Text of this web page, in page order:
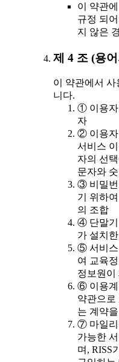
이 약관
규정 되
지 않은
제 4 조 (용
이 약관에서
니다.
① 이용자
자
② 이용자
서비스
자의 선
문자와
③ 비밀번
기 위하
의 조합
④ 단말기
가 설치
⑤ 서비스
여 교육
정보원이
⑥ 이용계
약관으로
는 계약
⑦ 마일리
가능한
며, RISS